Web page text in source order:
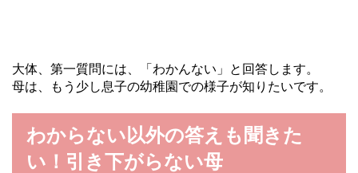
大体、第一質問には、「わかんない」と回答します。
母は、もう少し息子の幼稚園での様子が知りたいです。
わからない以外の答えも聞きた
い！引き下がらない母